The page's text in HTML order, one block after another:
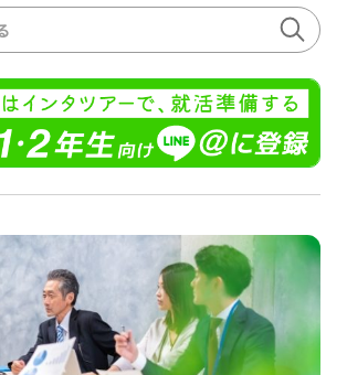
ー活動レポ 全て見る
使ってどうだった？OBOG成功談
ンタビュー 全て見る
今、就活を振り返ってみた
ブログ 全て見る
研究はインタツアー